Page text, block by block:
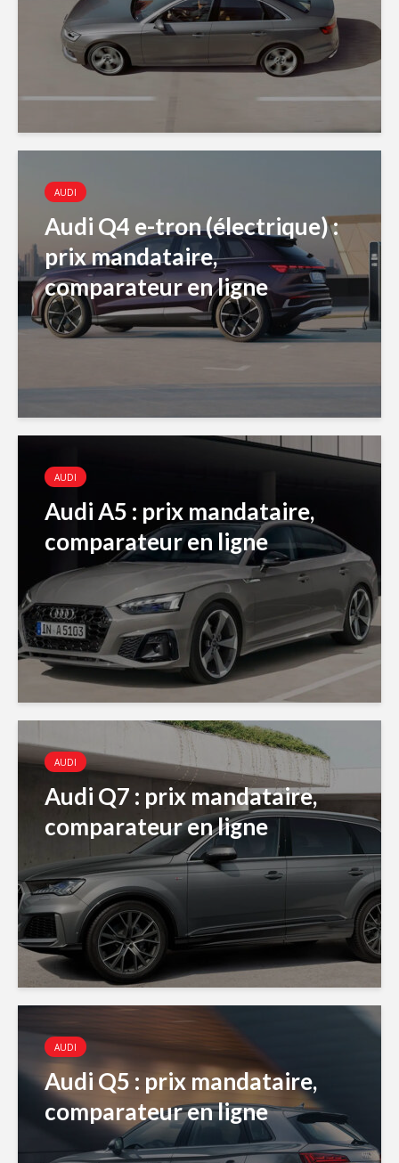
AUDI
Audi Q4 e-tron (électrique) :
prix mandataire,
comparateur en ligne
AUDI
Audi A5 : prix mandataire,
comparateur en ligne
AUDI
Audi Q7 : prix mandataire,
comparateur en ligne
AUDI
Audi Q5 : prix mandataire,
comparateur en ligne